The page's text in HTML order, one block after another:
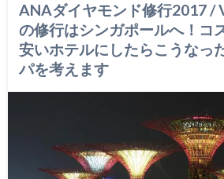
ANAダイヤモンド修行2017 /
の修行はシンガポールへ！コ
安いホテルにしたらこうなっ
パを考えます